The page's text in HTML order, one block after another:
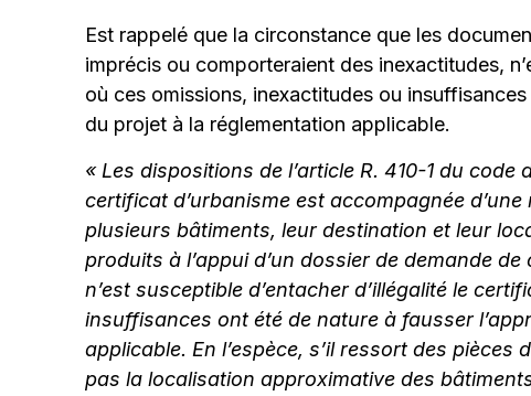
Est rappelé que la circonstance que les
imprécis ou comporteraient des inexactitudes,
où ces omissions, inexactitudes ou
du projet à la réglementation applicable.
« Les dispositions de l’article R. 410-1 du
certificat d’urbanisme est accompagnée
plusieurs bâtiments, leur destination et leur
produits à l’appui d’un dossier de demande
n’est susceptible d’entacher d’illégalité le
insuffisances ont été de nature à fausser
applicable. En l’espèce, s’il ressort des
pas la localisation approximative des